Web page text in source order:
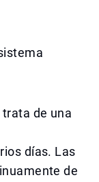
de una
días. Las
de